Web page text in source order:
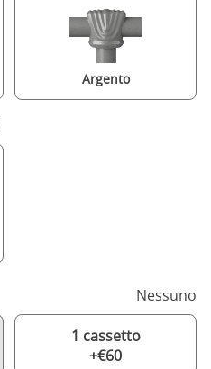
Argento
Nessuno
1 cassetto
+€60